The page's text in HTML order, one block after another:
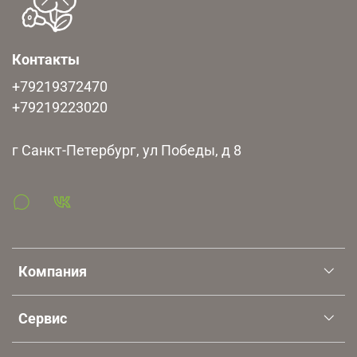
компаний. Право собственности на товар переходит в
момент передачи товара в ТК. Оценивайте риски!
Компания
Сервис
Контакты
+79219372470
+79219223020
г Санкт-Петербург, ул Победы, д 8